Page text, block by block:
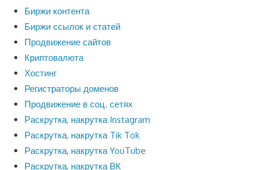
Биржи контента
Биржи ссылок и статей
Продвижение сайтов
Криптовалюта
Хостинг
Регистраторы доменов
Продвижение в соц. сетях
Раскрутка, накрутка Instagram
Раскрутка, накрутка Tik Tok
Раскрутка, накрутка YouTube
Раскрутка, накрутка ВК